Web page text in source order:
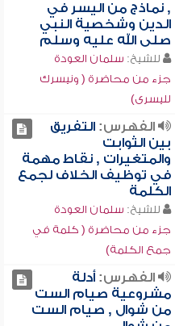
, نماذج من اليسر في
الدين وشخصية النبي
صلى الله عليه وسلم
للشيخ: سلمان العودة
جزء من محاضرة ( ونيسرك
لليسرى)
الفهرس:التفريق
بين الثوابت
والمتغيرات , نقاط مهمة
في توظيف الخلاف لجمع
الكلمة
للشيخ: سلمان العودة
جزء من محاضرة ( كلمة في
جمع الكلمة)
الفهرس:أدلة
مشروعية صيام الست
من شوال , صيام الست